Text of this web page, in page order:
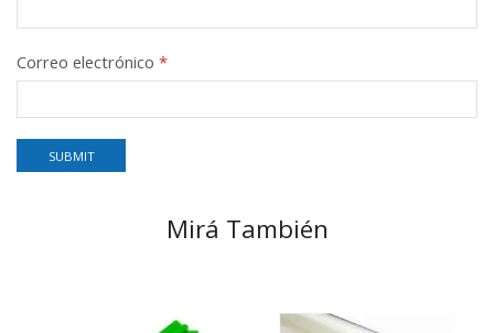
Correo electrónico *
Mirá También